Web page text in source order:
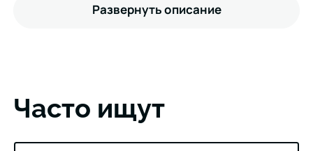
Развернуть описание
Часто ищут